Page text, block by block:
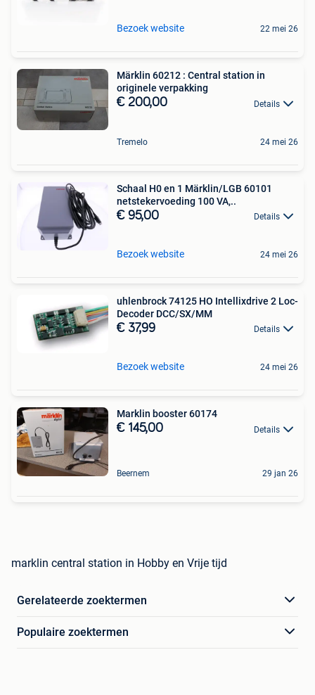
Bezoek website 22 mei 26
Märklin 60212 : Central station in
originele verpakking
€ 200,00 Details
Tremelo 24 mei 26
Schaal H0 en 1 Märklin/LGB 60101
netstekervoeding 100 VA,..
€ 95,00 Details
Bezoek website 24 mei 26
uhlenbrock 74125 HO Intellixdrive 2 Loc-
Decoder DCC/SX/MM
€ 37,99 Details
Bezoek website 24 mei 26
Marklin booster 60174
€ 145,00 Details
Beernem 29 jan 26
marklin central station in Hobby en Vrije tijd
Gerelateerde zoektermen
Populaire zoektermen